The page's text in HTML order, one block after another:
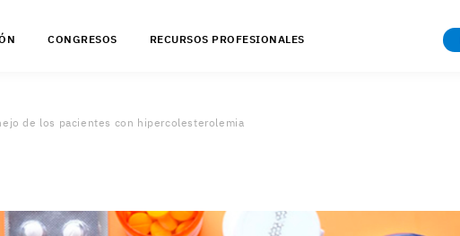
CONGRESOS RECURSOS PROFESIONALES
de los pacientes con hipercolesterolemia